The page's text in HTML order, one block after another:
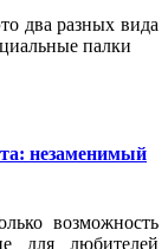
два разных вида
палки
незаменимый
возможность
для любителей